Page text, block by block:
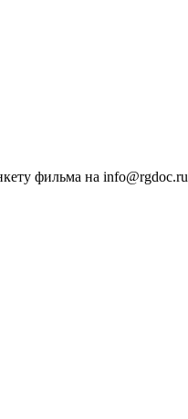
фильма на info@rgdoc.ru